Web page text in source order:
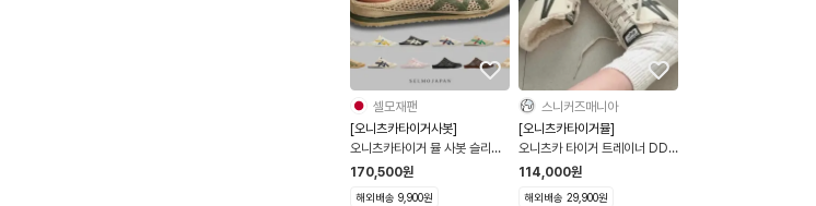
셀모재팬
[오니츠카타이거사봇]
오니츠카타이거 뮬 사봇 슬리퍼
멕시코 66 슬립온 여름 신발 샌
들 12컬러 1183C123
170,500원
해외배송 9,900원
스니커즈매니아
[오니츠카타이거뮬]
오니츠카 타이거 트레이너 DD
Sabot 2color 1183C087-
201 1183C087-200
114,000원
해외배송 29,900원